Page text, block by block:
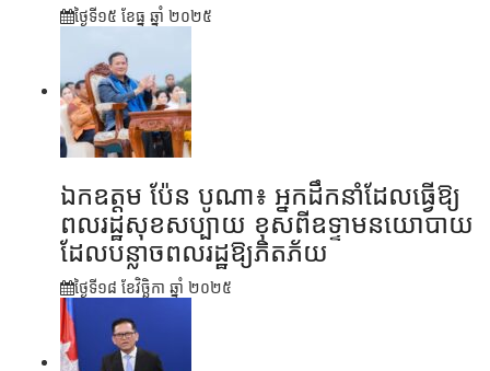
ថ្ងៃទី១៥ ខែ​ធ្នូ ឆ្នាំ ២០២៥
ឯកឧត្តម ប៉ែន បូណា៖ អ្នកដឹកនាំដែលធ្វើឱ្យ
ពលរដ្ឋសុខសប្បាយ ខុសពីឧទ្ទាមនយោបាយ
ដែលបន្លាចពលរដ្ឋឱ្យភិតភ័យ
ថ្ងៃទី១៨ ខែ​វិច្ឆិកា ឆ្នាំ ២០២៥